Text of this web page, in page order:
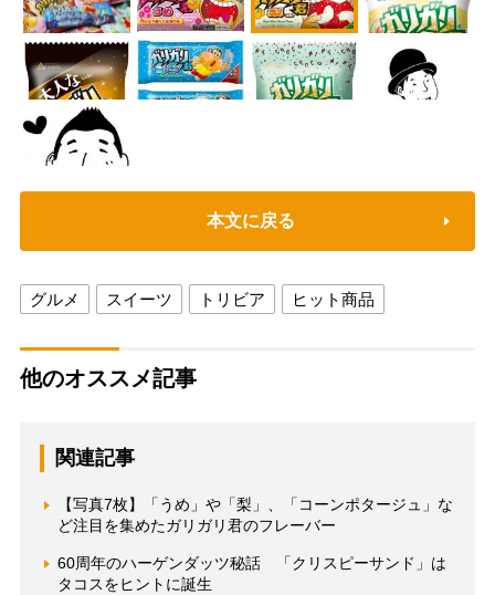
本文に戻る
グルメ スイーツ トリビア ヒット商品
他のオススメ記事
関連記事
【写真7枚】「うめ」や「梨」、「コーンポタージュ」な
ど注目を集めたガリガリ君のフレーバー
60周年のハーゲンダッツ秘話 「クリスピーサンド」は
タコスをヒントに誕生